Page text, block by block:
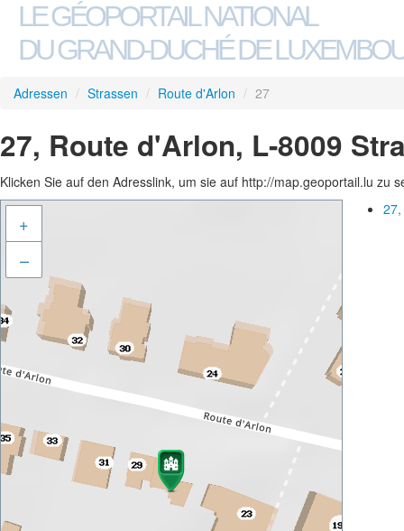
LE GÉOPORTAIL NATIONAL
DU GRAND-DUCHÉ DE
Adressen / Strassen / Route d'Arlon / 27
27, Route d'Arlon, L-8009
Klicken Sie auf den Adresslink, um sie auf http://map.geoportail.lu zu
+
–